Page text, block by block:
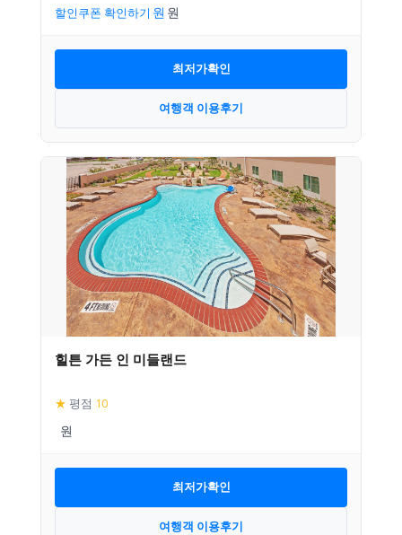
할인쿠폰 확인하기
최저가확인
여행객 이용후기
힐튼 가든 인 미들랜드
★ 평점 10
최저가확인
여행객 이용후기